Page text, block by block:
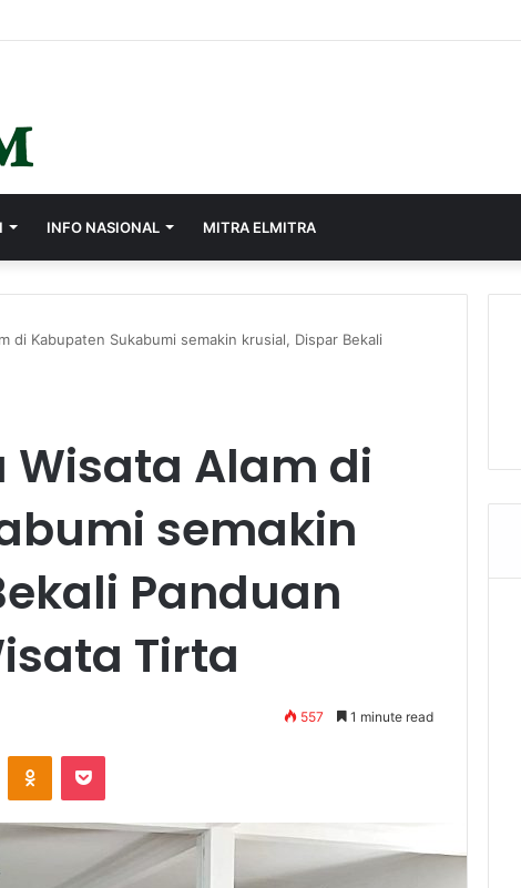
Ayep Zaki Minta Seluruh Perangkat Daerah Percepat Peningkatan PAD
INFO NASIONAL MITRA ELMITRA
di Kabupaten Sukabumi semakin krusial, Dispar Bekali
Wisata Alam di
semakin
Panduan
Tirta
557 1 minute read
Odnoklassniki
Pocket